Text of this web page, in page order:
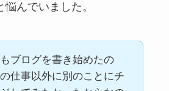
んでいました。
ブログを書き始めたの
仕事以外に別のことにチ